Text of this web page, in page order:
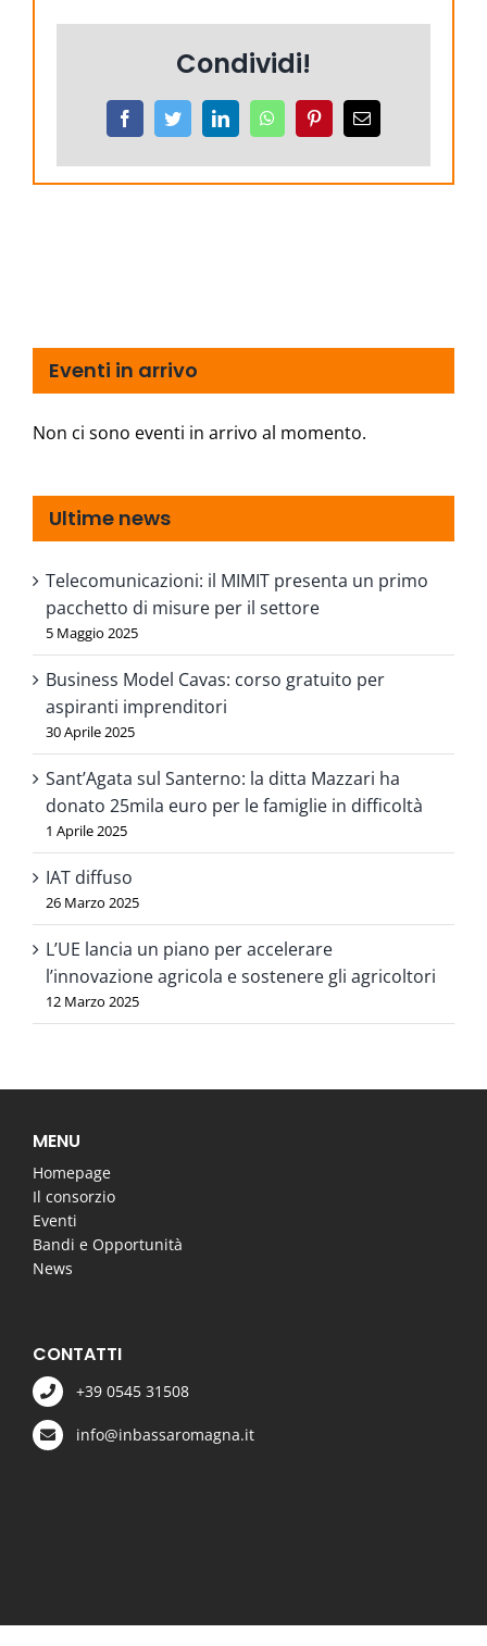
Condividi!
FacebookTwitterLinkedInWhatsAppPinterestEmail
Eventi in arrivo
Non ci sono eventi in arrivo al momento.
Ultime news
Telecomunicazioni: il MIMIT presenta un primo
pacchetto di misure per il settore
5 Maggio 2025
Business Model Cavas: corso gratuito per
aspiranti imprenditori
30 Aprile 2025
Sant’Agata sul Santerno: la ditta Mazzari ha
donato 25mila euro per le famiglie in difficoltà
1 Aprile 2025
IAT diffuso
26 Marzo 2025
L’UE lancia un piano per accelerare
l’innovazione agricola e sostenere gli agricoltori
12 Marzo 2025
MENU
Homepage
Il consorzio
Eventi
Bandi e Opportunità
News
CONTATTI
+39 0545 31508
info@inbassaromagna.it